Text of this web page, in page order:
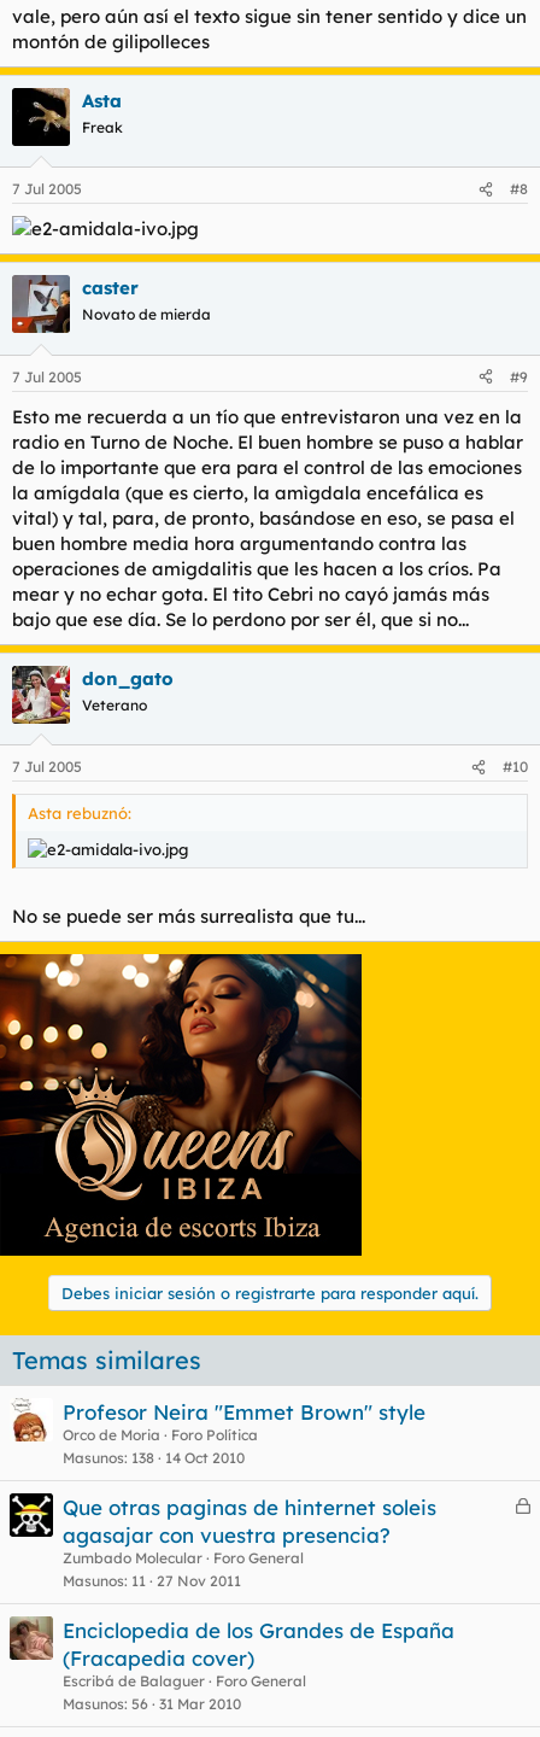
vale, pero aún así el texto sigue sin tener sentido y dice un
montón de gilipolleces
Asta
Freak
7 Jul 2005 #8
caster
Novato de mierda
7 Jul 2005 #9
Esto me recuerda a un tío que entrevistaron una vez en la
radio en Turno de Noche. El buen hombre se puso a hablar
de lo importante que era para el control de las emociones
la amígdala (que es cierto, la amìgdala encefálica es
vital) y tal, para, de pronto, basándose en eso, se pasa el
buen hombre media hora argumentando contra las
operaciones de amigdalitis que les hacen a los críos. Pa
mear y no echar gota. El tito Cebri no cayó jamás más
bajo que ese día. Se lo perdono por ser él, que si no...
don_gato
Veterano
7 Jul 2005 #10
Asta rebuznó:
No se puede ser más surrealista que tu...
Debes iniciar sesión o registrarte para responder aquí.
Temas similares
Profesor Neira "Emmet Brown" style
Orco de Moria
Foro Política
Masunos 138 14 Oct 2010
C
a
Que otras paginas de hinternet soleis
agasajar con vuestra presencia?
Zumbado Molecular
Foro General
Masunos 11 27 Nov 2011
Enciclopedia de los Grandes de España
(Fracapedia cover)
Escribá de Balaguer
Foro General
Masunos 56 31 Mar 2010